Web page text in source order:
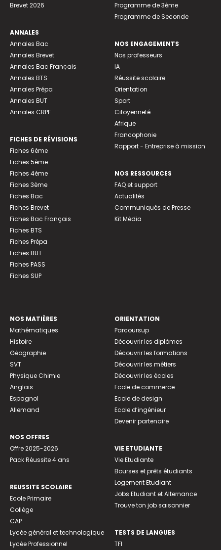
Brevet 2026
ANNALES
Annales Bac
Annales Brevet
Annales Bac Français
Annales BTS
Annales Prépa
Annales BUT
Annales CRPE
FICHES DE RÉVISIONS
Fiches 6ème
Fiches 5ème
Fiches 4ème
Fiches 3ème
Fiches Bac
Fiches Brevet
Fiches Bac Français
Fiches BTS
Fiches Prépa
Fiches BUT
Fiches PASS
Fiches SUP
Programme de 3ème
Programme de Seconde
NOS ENGAGEMENTS
Nos professeurs
IA
Réussite scolaire
Orientation
Sport
Citoyenneté
Afrique
Francophonie
Rapport - Entreprise à mission
NOS RESSOURCES
FAQ et support
Actualités
Communiqués de Presse
Kit Média
NOS MATIÈRES
Mathématiques
Histoire
Géographie
SVT
Physique Chimie
Anglais
Espagnol
Allemand
NOS OFFRES
Offre 2025-2026
Pack Réussite 4 ans
REUSSITE SCOLAIRE
Ecole Primaire
Collège
CAP
Lycée général et technologique
Lycée Professionnel
ORIENTATION
Parcoursup
Découvrir les diplômes
Découvrir les formations
Découvrir les métiers
Découvrir les écoles
Ecole de commerce
Ecole de design
Ecole d’ingénieur
Devenir partenaire
VIE ETUDIANTE
Vie Etudiante
Bourses et prêts étudiants
Logement Etudiant
Jobs Etudiant et Alternance
Trouve ton job saisonnier
TESTS DE LANGUES
TFI